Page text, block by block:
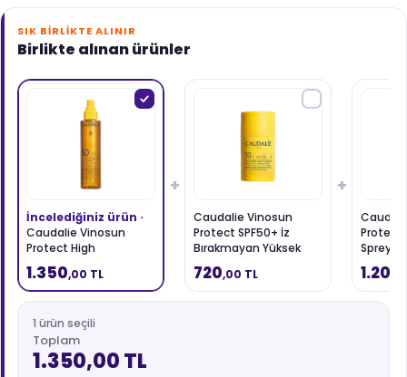
SIK BIRLIKTE ALINIR
Birlikte alınan ürünler
İncelediğiniz ürün ·
Caudalie Vinosun
Protect High
Protection Beautifying
Sun Oil 150 ml
1.350,00 TL
+
Caudalie Vinosun
Protect SPF50+ İz
Bırakmayan Yüksek
Korumalı Stick 15 gr
720,00 TL
+
Protect
Spreyi
1.200
1 ürün seçili
Toplam
1.350,00 TL